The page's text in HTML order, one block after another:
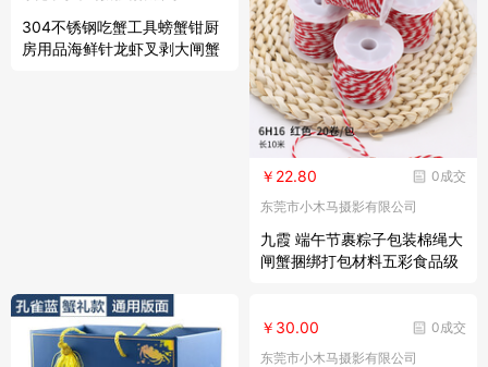
304不锈钢吃蟹工具螃蟹钳厨
房用品海鲜针龙虾叉剥大闸蟹
0成交
￥22.80
东莞市小木马摄影有限公司
九霞 端午节裹粽子包装棉绳大
闸蟹捆绑打包材料五彩食品级
0成交
￥30.00
东莞市小木马摄影有限公司